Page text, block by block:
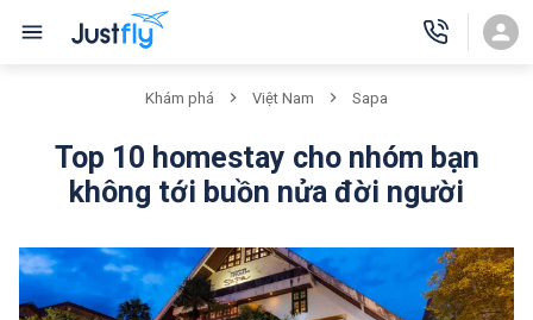
Khám phá Việt Nam Sapa
Top 10 homestay cho nhóm bạn
không tới buồn nửa đời người